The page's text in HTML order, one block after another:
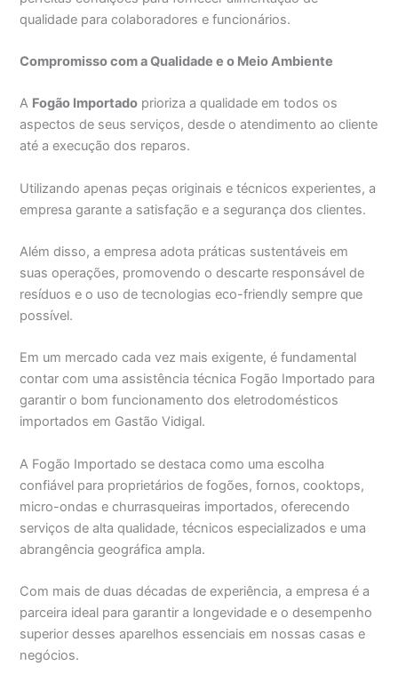
qualidade para colaboradores e funcionários.
Compromisso com a Qualidade e o Meio Ambiente
A Fogão Importado prioriza a qualidade em todos os
aspectos de seus serviços, desde o atendimento ao cliente
até a execução dos reparos.
Utilizando apenas peças originais e técnicos experientes, a
empresa garante a satisfação e a segurança dos clientes.
Além disso, a empresa adota práticas sustentáveis em
suas operações, promovendo o descarte responsável de
resíduos e o uso de tecnologias eco-friendly sempre que
possível.
Em um mercado cada vez mais exigente, é fundamental
contar com uma assistência técnica Fogão Importado para
garantir o bom funcionamento dos eletrodomésticos
importados em Gastão Vidigal.
A Fogão Importado se destaca como uma escolha
confiável para proprietários de fogões, fornos, cooktops,
micro-ondas e churrasqueiras importados, oferecendo
serviços de alta qualidade, técnicos especializados e uma
abrangência geográfica ampla.
Com mais de duas décadas de experiência, a empresa é a
parceira ideal para garantir a longevidade e o desempenho
superior desses aparelhos essenciais em nossas casas e
negócios.